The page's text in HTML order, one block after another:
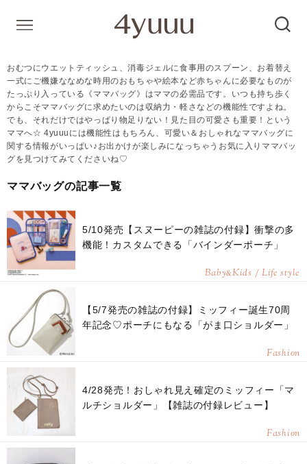
おむつにウエットティッシュ、消毒ジェルに食事用のスプーン、お着替え
一式にご機嫌ななめな時用のおもちゃや絵本など赤ちゃんに必要なものが
たっぷり入っている《ママバッグ》はママの必需品です。いつも持ち歩く
からこそママバッグに求めたいのは収納力・軽さなどの機能性ですよね。
でも、それだけではやっぱり物足りない！見た目の可愛さも重要！という
ママへ☆ 4yuuuには機能性はもちろん、可愛い＆おしゃれなママバッグに
関する情報がいっぱい♪お出かけが楽しみになっちゃうお気に入りママバッ
グを見つけてみてくださいね♡
ママバッグの記事一覧
5/10発売【スヌーピーの雑誌の付録】衝撃の多
機能！カスタムできる「バインダーポーチ」
Baby&Kids / Life style
【5/7発売の雑誌の付録】ミッフィー誕生70周
年記念♡ポーチにもなる「がま口ショルダー」
Fashion
4/28発売！おしゃれ見え確定のミッフィー「マ
ルチショルダー」【雑誌の付録レビュー】
Fashion